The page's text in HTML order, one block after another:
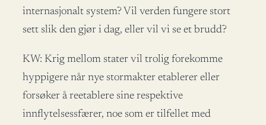
internasjonalt system? Vil verden fungere stort
sett slik den gjør i dag, eller vil vi se et brudd?
KW: Krig mellom stater vil trolig forekomme
hyppigere når nye stormakter etablerer eller
forsøker å reetablere sine respektive
innflytelsessfærer, noe som er tilfellet med